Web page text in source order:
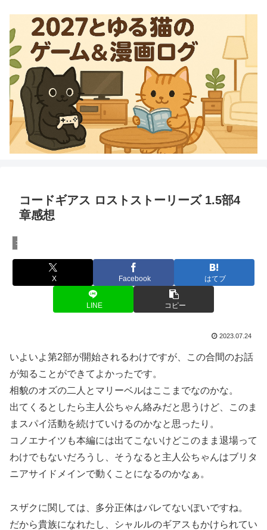
コードギアス ロストストーリーズ 1.5部4
章感想
コードギアス ロストストーリーズ
X Facebook はてブ
LINE コピー
2023.07.24
いよいよ第2部が開始されるわけですが、この合間のお話
が知ることができてよかったです。
相貌のオズの二人とマリーベルはここまでなのかな。
出てくるとしたら主人公ちゃん絡みだと思うけど、このま
まスパイ活動を続けていけるのかなと思ったり。
コノエナイツも本編には出てこないけどこのまま退場って
わけでもないだろうし、そうなると主人公ちゃんはブリタ
ニアサイドメインで動くことになるのかなぁ。
スザクに関しては、多分正体はバレてないぽいですね。
だから貴族になれたし、シャルルのギアスもかけられてい